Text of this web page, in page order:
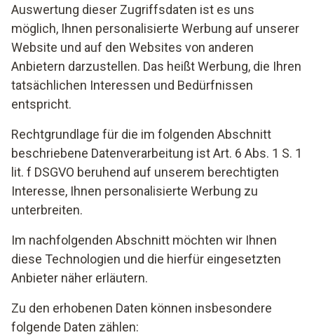
gesetzlichen Bestimmungen berücksichtigt.
Auswertung dieser Zugriffsdaten ist es uns
möglich, Ihnen personalisierte Werbung auf unserer
Website und auf den Websites von anderen
Anbietern darzustellen. Das heißt Werbung, die Ihren
tatsächlichen Interessen und Bedürfnissen
entspricht.
Rechtgrundlage für die im folgenden Abschnitt
beschriebene Datenverarbeitung ist Art. 6 Abs. 1 S. 1
lit. f DSGVO beruhend auf unserem berechtigten
Interesse, Ihnen personalisierte Werbung zu
unterbreiten.
Im nachfolgenden Abschnitt möchten wir Ihnen
diese Technologien und die hierfür eingesetzten
Anbieter näher erläutern.
Zu den erhobenen Daten können insbesondere
folgende Daten zählen: